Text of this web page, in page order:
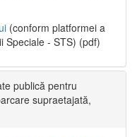
(conform platformei a
Speciale - STS) (pdf)
publică pentru
supraetajată,